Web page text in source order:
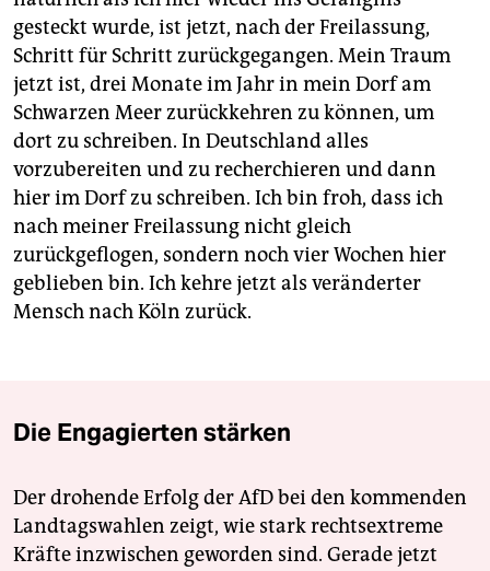
gesteckt wurde, ist jetzt, nach der Freilassung,
Schritt für Schritt zurückgegangen. Mein Traum
jetzt ist, drei Monate im Jahr in mein Dorf am
Schwarzen Meer zurückkehren zu können, um
dort zu schreiben. In Deutschland alles
vorzubereiten und zu recherchieren und dann
hier im Dorf zu schreiben. Ich bin froh, dass ich
nach meiner Freilassung nicht gleich
zurückgeflogen, sondern noch vier Wochen hier
geblieben bin. Ich kehre jetzt als veränderter
Mensch nach Köln zurück.
Die Engagierten stärken
Der drohende Erfolg der AfD bei den kommenden
Landtagswahlen zeigt, wie stark rechtsextreme
Kräfte inzwischen geworden sind. Gerade jetzt